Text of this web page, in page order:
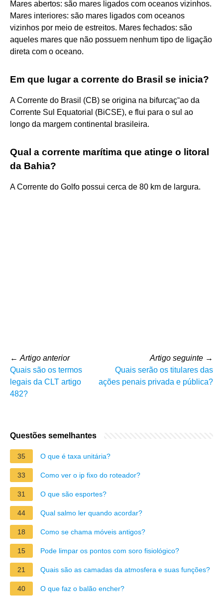
Mares abertos: são mares ligados com oceanos vizinhos.
Mares interiores: são mares ligados com oceanos
vizinhos por meio de estreitos. Mares fechados: são
aqueles mares que não possuem nenhum tipo de ligação
direta com o oceano.
Em que lugar a corrente do Brasil se inicia?
A Corrente do Brasil (CB) se origina na bifurcaç˜ao da
Corrente Sul Equatorial (BiCSE), e flui para o sul ao
longo da margem continental brasileira.
Qual a corrente marítima que atinge o litoral
da Bahia?
A Corrente do Golfo possui cerca de 80 km de largura.
← Artigo anterior
Quais são os termos
legais da CLT artigo
482?
Artigo seguinte →
Quais serão os titulares das
ações penais privada e pública?
Questões semelhantes
35 O que é taxa unitária?
33 Como ver o ip fixo do roteador?
31 O que são esportes?
44 Qual salmo ler quando acordar?
18 Como se chama móveis antigos?
15 Pode limpar os pontos com soro fisiológico?
21 Quais são as camadas da atmosfera e suas funções?
40 O que faz o balão encher?